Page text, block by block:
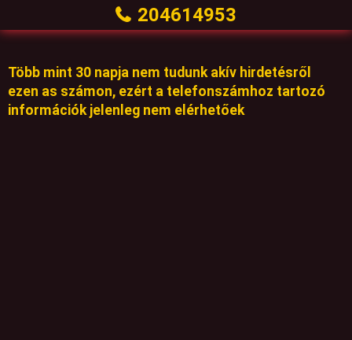
204614953
Több mint 30 napja nem tudunk akív hirdetésről
ezen as számon, ezért a telefonszámhoz tartozó
információk jelenleg nem elérhetőek